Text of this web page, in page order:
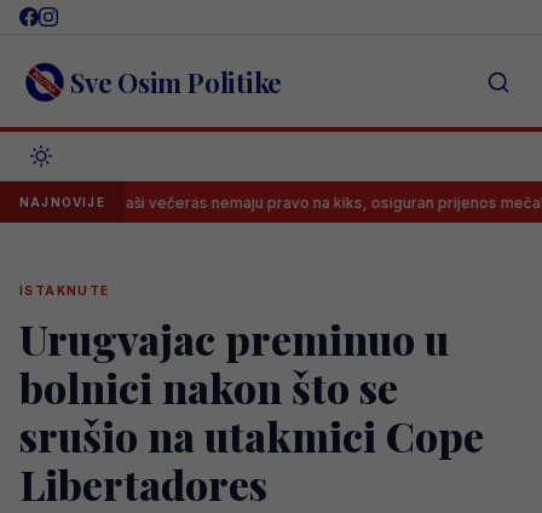
Skip
content Sve Osim Politike
NAJNOVIJEvečeras nemaju pravo na kiks, osiguran prijenos meča!
ISTAKNUTE
Urugvajac preminuo u
bolnici nakon što se
srušio na utakmici Cope
Libertadores